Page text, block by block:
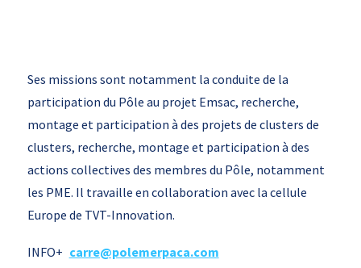
Ses missions sont notamment la conduite de la
participation du Pôle au projet Emsac, recherche,
montage et participation à des projets de clusters de
clusters, recherche, montage et participation à des
actions collectives des membres du Pôle, notamment
les PME. Il travaille en collaboration avec la cellule
Europe de TVT-Innovation.
INFO+ carre@polemerpaca.com